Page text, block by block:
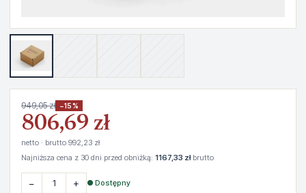
949,05 zł −15%
806,69 zł
netto · brutto 992,23 zł
Najniższa cena z 30 dni przed obniżką: 1167,33 złbrutto
− + ● Dostępny